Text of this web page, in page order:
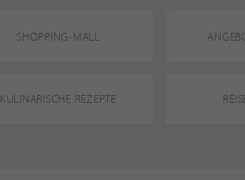
SHOPPING-MALL
KULINARISCHE REZEPTE